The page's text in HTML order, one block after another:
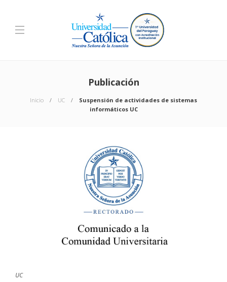
Publicación
Inicio UC
Suspensión de actividades de sistemas
informáticos UC
UC